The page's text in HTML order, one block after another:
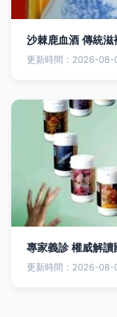
沙棘鹿血酒 傳統
更新時間：2026-08-
專家義診 權威解讀
更新時間：2026-